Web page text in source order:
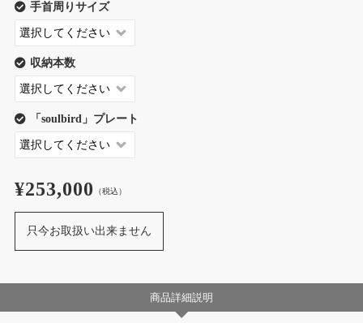
手首周りサイズ
収納本数
「soulbird」プレート
¥253,000 （税込）
只今お取扱い出来ません
商品詳細説明